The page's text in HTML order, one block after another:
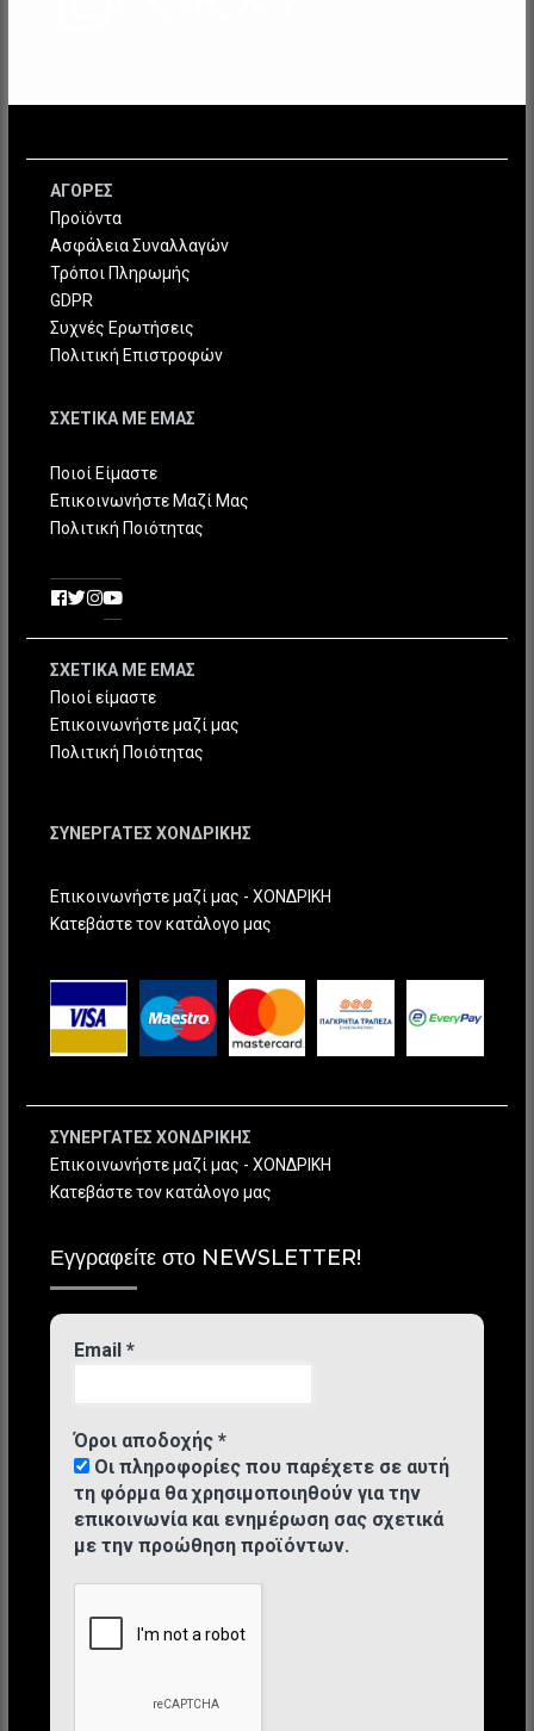
ΑΓΟΡΕΣ
Προϊόντα
Ασφάλεια Συναλλαγών
Τρόποι Πληρωμής
GDPR
Συχνές Ερωτήσεις
Πολιτική Επιστροφών
ΣΧΕΤΙΚΑ ΜΕ ΕΜΑΣ
Ποιοί Είμαστε
Επικοινωνήστε Μαζί Μας
Πολιτική Ποιότητας
ΣΧΕΤΙΚΑ ΜΕ ΕΜΑΣ
Ποιοί είμαστε
Επικοινωνήστε μαζί μας
Πολιτική Ποιότητας
ΣΥΝΕΡΓΑΤΕΣ ΧΟΝΔΡΙΚΗΣ
Επικοινωνήστε μαζί μας - ΧΟΝΔΡΙΚΗ
Κατεβάστε τον κατάλογο μας
ΣΥΝΕΡΓΑΤΕΣ ΧΟΝΔΡΙΚΗΣ
Επικοινωνήστε μαζί μας - ΧΟΝΔΡΙΚΗ
Κατεβάστε τον κατάλογο μας
Εγγραφείτε στο NEWSLETTER!
Email *
Όροι αποδοχής *
Οι πληροφορίες που παρέχετε σε αυτή
τη φόρμα θα χρησιμοποιηθούν για την
επικοινωνία και ενημέρωση σας σχετικά
με την προώθηση προϊόντων.